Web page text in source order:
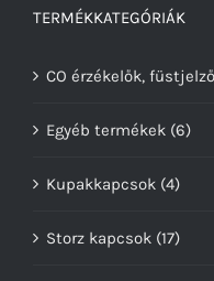
TERMÉKKATEGÓRIÁK
CO érzékelők,
Egyéb termékek (6)
Kupakkapcsok (4)
Storz kapcsok (17)